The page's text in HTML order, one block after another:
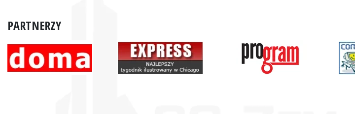
PARTNERZY